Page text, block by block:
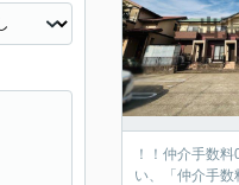
！！仲介手数
い、「仲介手